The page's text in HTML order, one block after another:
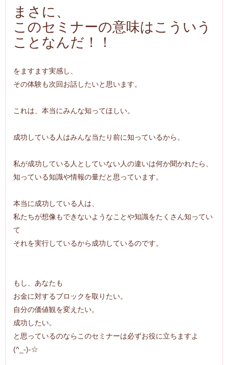
まさに、
このセミナーの意味はこういう
ことなんだ！！
をますます実感し、
その体験も次回お話したいと思います。
これは、本当にみんな知ってほしい。
成功している人はみんな当たり前に知っているから。
私が成功している人としていない人の違いは何か聞かれたら、
知っている知識や情報の量だと思っています。
本当に成功している人は、
私たちが想像もできないようなことや知識をたくさん知ってい
て
それを実行しているから成功しているのです。
もし、あなたも
お金に対するブロックを取りたい。
自分の価値観を変えたい。
成功したい。
と思っているのならこのセミナーは必ずお役に立ちますよ
(^_-)-☆